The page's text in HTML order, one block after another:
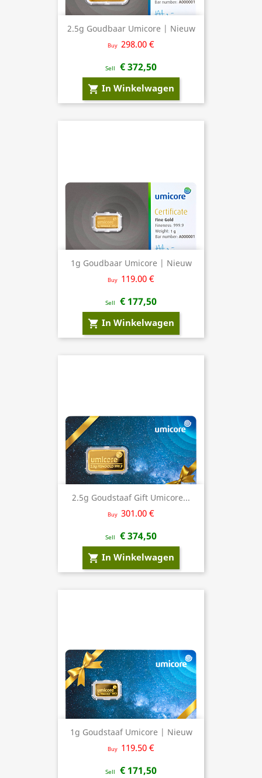
2.5g Goudbaar Umicore | Nieuw
Buy 298.00 €
Sell € 372,50
shopping_cart In Winkelwagen
1g Goudbaar Umicore | Nieuw
Buy 119.00 €
Sell € 177,50
shopping_cart In Winkelwagen
2.5g Goudstaaf Gift Umicore...
Buy 301.00 €
Sell € 374,50
shopping_cart In Winkelwagen
1g Goudstaaf Umicore | Nieuw
Buy 119.50 €
Sell € 171,50